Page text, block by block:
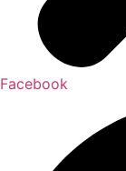
Facebook